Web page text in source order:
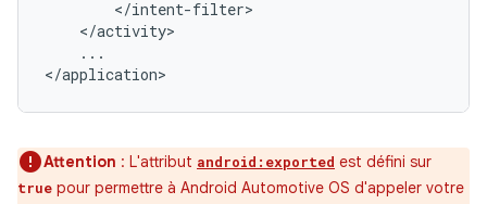
...
Attention : L'attribut android:exported est défini sur
true pour permettre à Android Automotive OS d'appeler votre